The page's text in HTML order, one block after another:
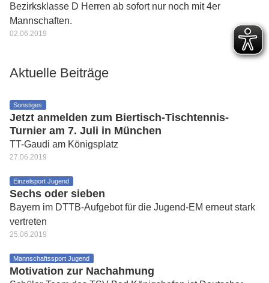
Bezirksklasse D Herren ab sofort nur noch mit 4er
Mannschaften.
02.06.2019
Aktuelle Beiträge
Sonstiges
Jetzt anmelden zum Biertisch-Tischtennis-
Turnier am 7. Juli in München
TT-Gaudi am Königsplatz
27.06.2019
Einzelsport Jugend
Sechs oder sieben
Bayern im DTTB-Aufgebot für die Jugend-EM erneut stark
vertreten
25.06.2019
Mannschaftssport Jugend
Motivation zur Nachahmung